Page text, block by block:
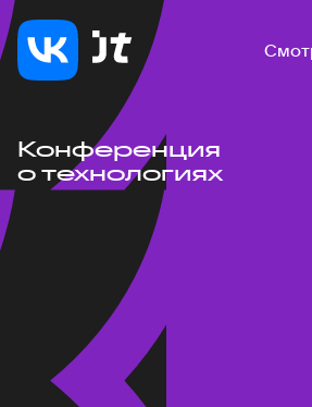
Конференция
о технологиях